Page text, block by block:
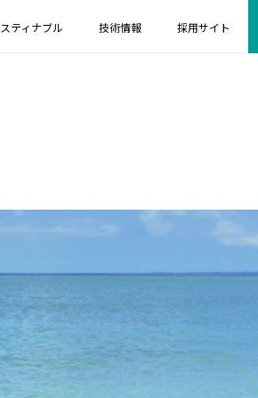
ティナブル 技術情報 採用サイト